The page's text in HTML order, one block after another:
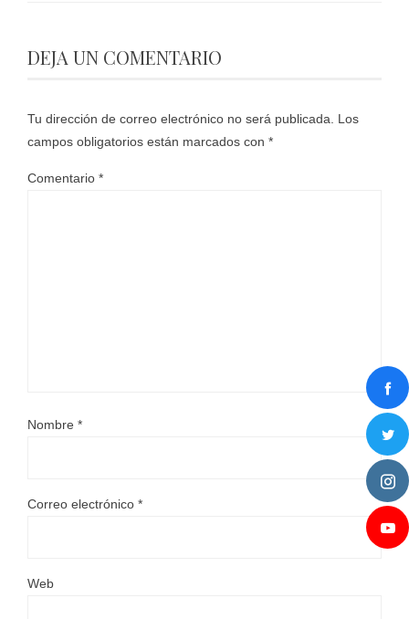
DEJA UN COMENTARIO
Tu dirección de correo electrónico no será publicada.
Los
campos obligatorios están marcados con *
Comentario *
Nombre *
Correo electrónico *
Web